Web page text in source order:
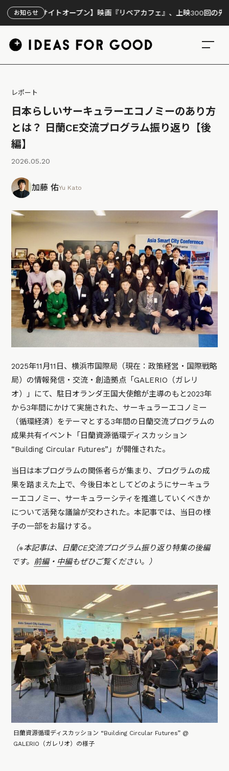
お知らせ
イトオープン】映画『リペアカフェ』、上映300回の先で見えてきた
レポート
日本らしいサーキュラーエコノミーのあり方
とは？ 日蘭CE交流プログラム振り返り【後
編】
2026.05.20
加藤 佑Yu Kato
2025年11月11日、横浜市国際局（現在：政策経営・国際戦略
局）の情報発信・交流・創造拠点「GALERIO（ガレリ
オ）」にて、駐日オランダ王国大使館が主導のもと2023年
から3年間にかけて実施された、サーキュラーエコノミー
（循環経済）をテーマとする3年間の日蘭交流プログラムの
成果共有イベント「日蘭資源循環ディスカッション
“Building Circular Futures”」が開催された。
当日は本プログラムの関係者らが集まり、プログラムの成
果を踏まえた上で、今後日本としてどのようにサーキュラ
ーエコノミー、サーキュラーシティを推進していくべきか
について活発な議論が交わされた。本記事では、当日の様
子の一部をお届けする。
（※本記事は、日蘭CE交流プログラム振り返り特集の後編
です。 前編・ 中編もぜひご覧ください。）
日蘭資源循環ディスカッション “Building Circular Futures” @
GALERIO（ガレリオ）の様子